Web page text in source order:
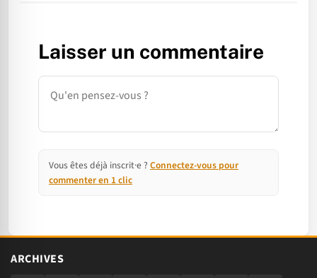
Laisser un commentaire
Commentaire
Vous êtes déjà inscrit·e ? Connectez-vous pour
commenter en 1 clic
ARCHIVES